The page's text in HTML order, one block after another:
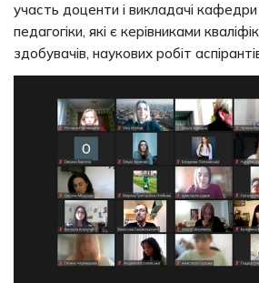
участь доценти і викладачі кафедри
педагогіки, які є керівниками
здобувачів, наукових робіт